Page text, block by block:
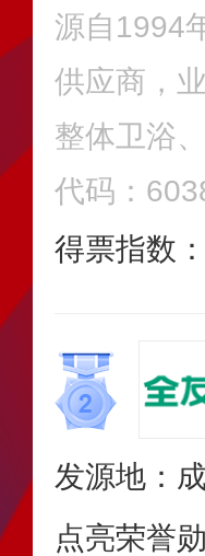
源自1994
供应商，
整体卫浴
代码：
得票指数：
发源地：
点亮荣誉